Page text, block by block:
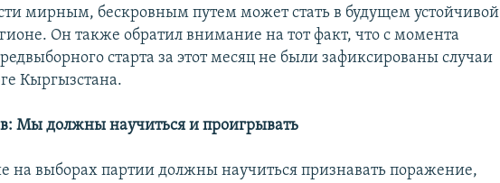
мирным, бескровным путем может стать в будущем устойчивой
Он также обратил внимание на тот факт, что с момента
старта за этот месяц не были зафиксированы случаи
Кыргызстана.
Мы должны научиться и проигрывать
на выборах партии должны научиться признавать поражение,